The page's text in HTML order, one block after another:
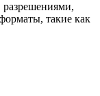
такие как